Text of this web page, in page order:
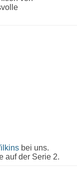
bei uns.
auf der Serie 2.